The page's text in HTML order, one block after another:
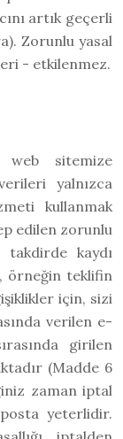
artık geçerli
Zorunlu yasal
- etkilenmez.
sitemize
yalnızca
kullanmak
edilen zorunlu
kaydı
örneğin teklifin
için, sizi
verilen e-
girilen
(Madde 6
zaman iptal
yeterlidir.